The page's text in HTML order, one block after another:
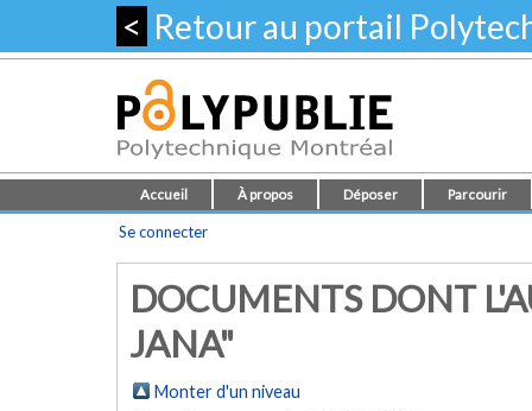
< Retour au portail
Accueil À propos Déposer Parcourir
Se connecter
DOCUMENTS DONT
JANA"
Monter d'un niveau